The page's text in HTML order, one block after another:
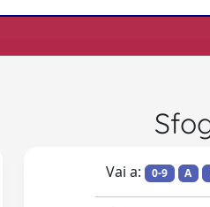
Vai a: 0-9 A